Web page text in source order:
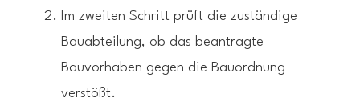
Im zweiten Schritt prüft die zuständige
Bauabteilung, ob das beantragte
Bauvorhaben gegen die Bauordnung
verstößt.